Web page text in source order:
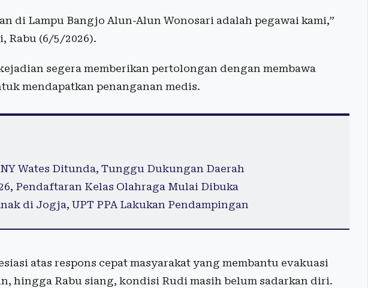
di Lampu Bangjo Alun-Alun Wonosari adalah pegawai kami,”
Rabu (6/5/2026).
segera memberikan pertolongan dengan membawa
mendapatkan penanganan medis.
Wates Ditunda, Tunggu Dukungan Daerah
Pendaftaran Kelas Olahraga Mulai Dibuka
di Jogja, UPT PPA Lakukan Pendampingan
atas respons cepat masyarakat yang membantu evakuasi
hingga Rabu siang, kondisi Rudi masih belum sadarkan diri.